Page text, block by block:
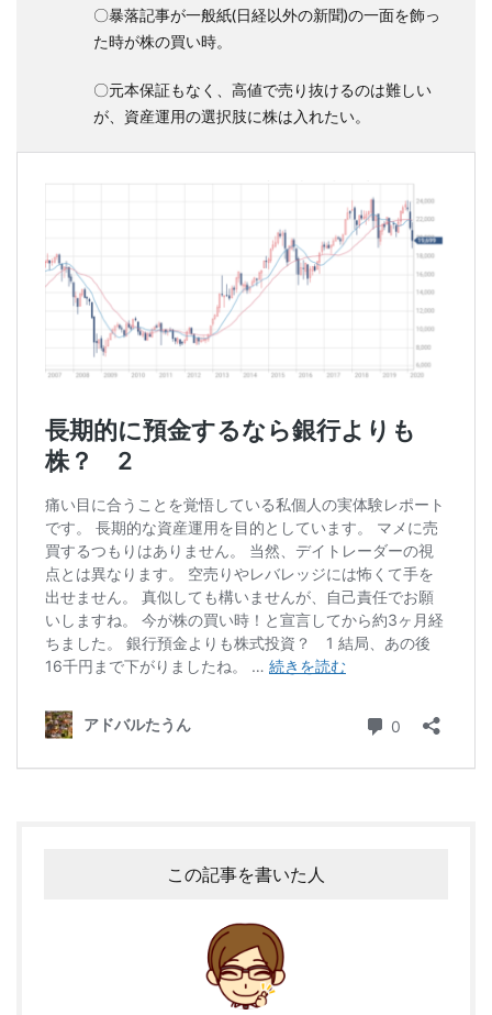
〇暴落記事が一般紙(日経以外の新聞)の一面を飾っ
た時が株の買い時。
〇元本保証もなく、高値で売り抜けるのは難しい
が、資産運用の選択肢に株は入れたい。
この記事を書いた人